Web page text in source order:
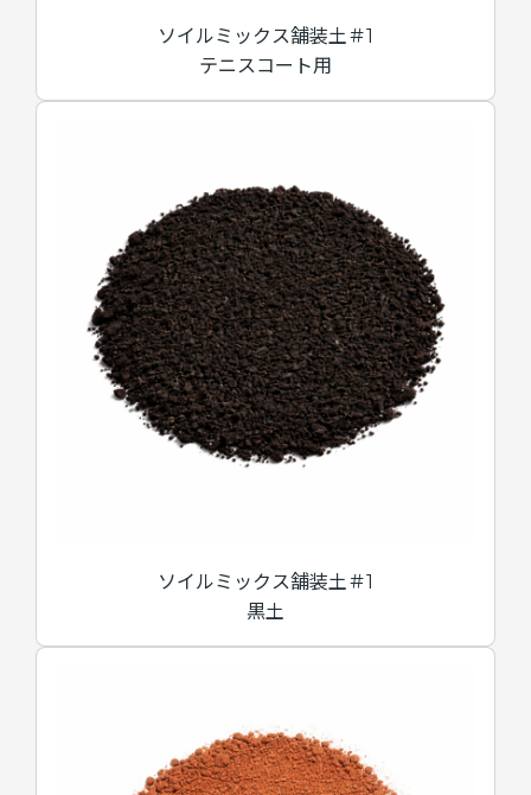
ソイルミックス舗装土＃1
テニスコート用
ソイルミックス舗装土＃1
黒土